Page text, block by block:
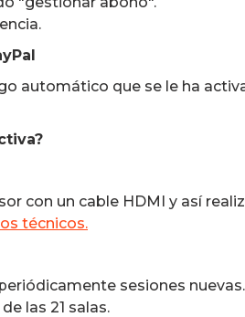
automático que se le ha
con un cable HDMI y así
técnicos.
sesiones
las 21 salas.